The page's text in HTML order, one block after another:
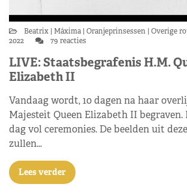
Beatrix Máxima Oranjeprinsessen Overige
2022
79 reacties
LIVE: Staatsbegrafenis H.M.
Elizabeth II
Vandaag wordt, 10 dagen na haar
Majesteit Queen Elizabeth II
dag vol ceremonies. De beelden uit
zullen…
Lees verder